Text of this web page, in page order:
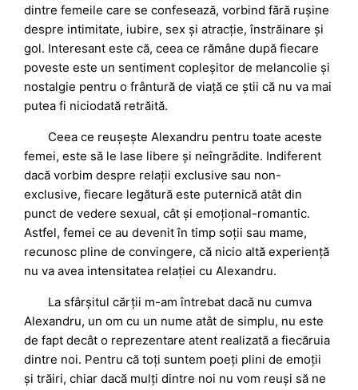
dintre femeile care se confesează, vorbind fără rușine
despre intimitate, iubire, sex și atracție, înstrăinare și
gol. Interesant este că, ceea ce rămâne după fiecare
poveste este un sentiment copleșitor de melancolie și
nostalgie pentru o frântură de viață ce știi că nu va mai
putea fi niciodată retrăită.
Ceea ce reușește Alexandru pentru toate aceste
femei, este să le lase libere și neîngrădite. Indiferent
dacă vorbim despre relații exclusive sau non-
exclusive, fiecare legătură este puternică atât din
punct de vedere sexual, cât și emoțional-romantic.
Astfel, femei ce au devenit în timp soții sau mame,
recunosc pline de convingere, că nicio altă experiență
nu va avea intensitatea relației cu Alexandru.
La sfârșitul cărții m-am întrebat dacă nu cumva
Alexandru, un om cu un nume atât de simplu, nu este
de fapt decât o reprezentare atent realizată a fiecăruia
dintre noi. Pentru că toți suntem poeți plini de emoții
și trăiri, chiar dacă mulți dintre noi nu vom reuși să ne